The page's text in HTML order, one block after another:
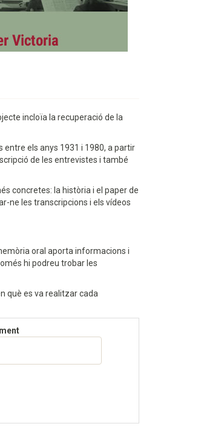
incloïa la recuperació de la
entre els anys 1931 i 1980, a partir
de les entrevistes i també
concretes: la història i el paper de
ne les transcripcions i els vídeos
oral aporta informacions i
hi podreu trobar les
què es va realitzar cada